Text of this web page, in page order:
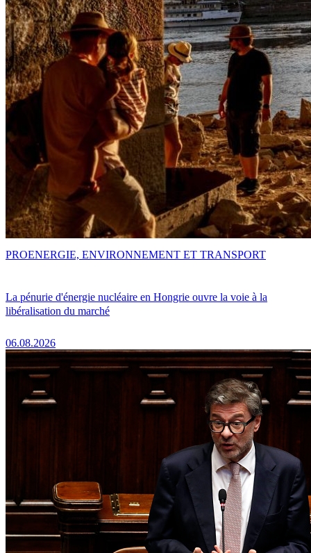
La pénurie d'énergie nucléaire en Hongrie ouvre la voie à la
libéralisation du marché
06.08.2026
PROENERGIE, ENVIRONNEMENT ET TRANSPORT